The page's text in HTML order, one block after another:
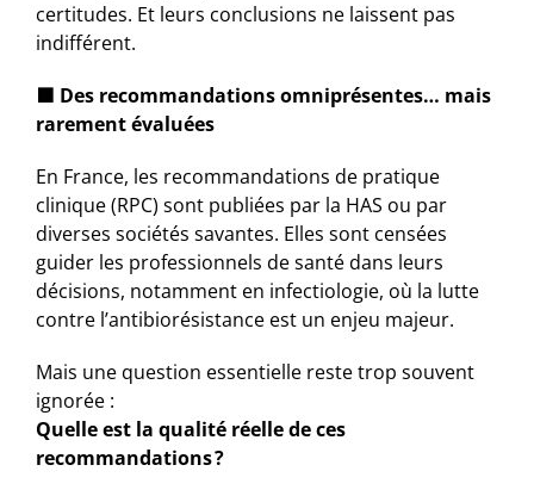
certitudes. Et leurs conclusions ne laissent pas
indifférent.
🟩 Des recommandations omniprésentes… mais
rarement évaluées
En France, les recommandations de pratique
clinique (RPC) sont publiées par la HAS ou par
diverses sociétés savantes. Elles sont censées
guider les professionnels de santé dans leurs
décisions, notamment en infectiologie, où la lutte
contre l’antibiorésistance est un enjeu majeur.
Mais une question essentielle reste trop souvent
ignorée :
Quelle est la qualité réelle de ces
recommandations ?